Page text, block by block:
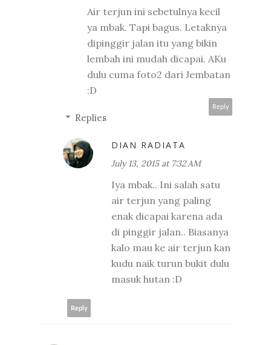
Air terjun ini sebetulnya kecil
ya mbak. Tapi bagus. Letaknya
dipinggir jalan itu yang bikin
lembah ini mudah dicapai. AKu
dulu cuma foto2 dari Jembatan
:D
Reply
Replies
DIAN RADIATA
July 13, 2015 at 7:32 AM
Iya mbak.. Ini salah satu
air terjun yang paling
enak dicapai karena ada
di pinggir jalan.. Biasanya
kalo mau ke air terjun kan
kudu naik turun bukit dulu
masuk hutan :D
Reply